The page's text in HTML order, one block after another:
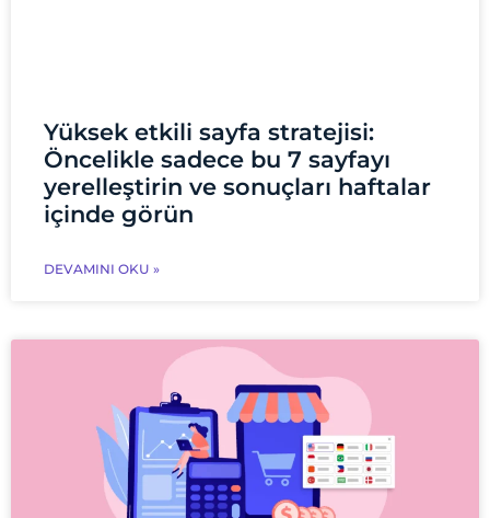
Yüksek etkili sayfa stratejisi:
Öncelikle sadece bu 7 sayfayı
yerelleştirin ve sonuçları haftalar
içinde görün
DEVAMINI OKU »